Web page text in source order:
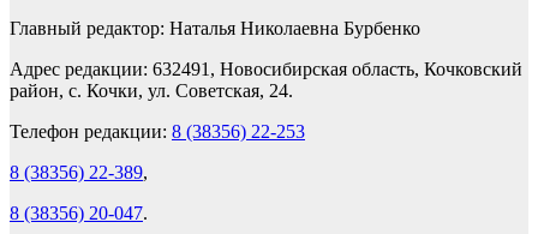
Главный редактор: Наталья Николаевна Бурбенко
Адрес редакции: 632491, Новосибирская область, Кочковский
район, с. Кочки, ул. Советская, 24.
Телефон редакции: 8 (38356) 22-253
8 (38356) 22-389,
8 (38356) 20-047.